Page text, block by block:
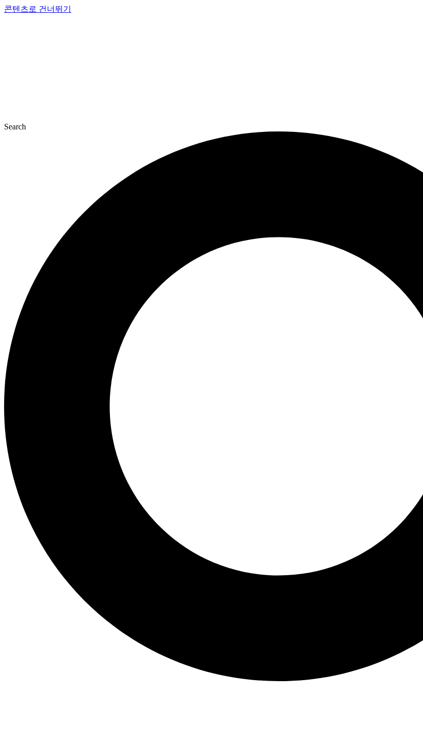
콘텐츠로 건너뛰기
Search